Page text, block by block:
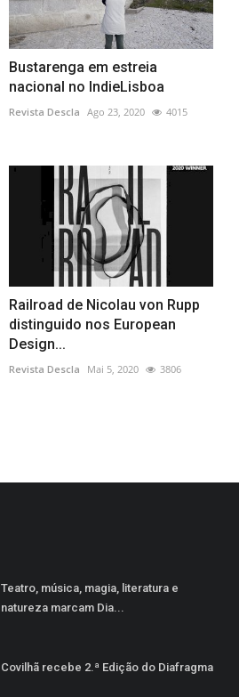
Bustarenga em estreia
nacional no IndieLisboa
Revista Descla Ago 23, 2020 4015
Railroad de Nicolau von Rupp
distinguido nos European
Design...
Revista Descla Mai 5, 2020 3806
Teatro, música, magia, literatura e
natureza marcam Dia...
Covilhã recebe 2.ª Edição do Diafragma